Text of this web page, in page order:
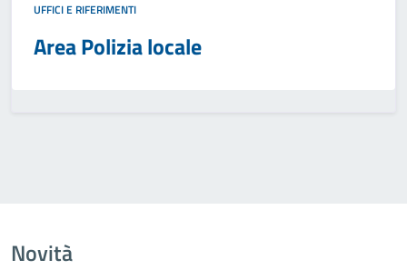
UFFICI E RIFERIMENTI
Area Polizia locale
Novità